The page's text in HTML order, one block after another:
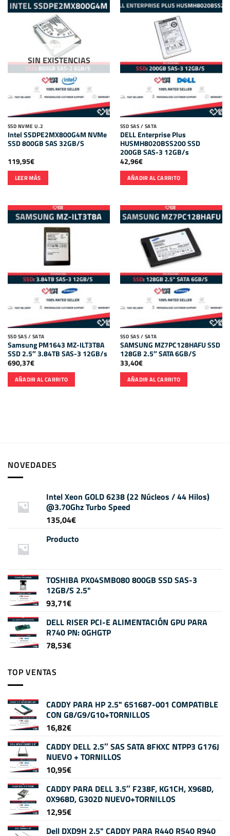
SIN EXISTENCIAS
SSD NVME U.2
Intel SSDPE2MX800G4M NVMe
SSD 800GB SAS 32GB/S
119,95€
LEER MÁS
SSD SAS / SATA
DELL Enterprise Plus
HUSMH8020BSS200 SSD
200GB SAS-3 12GB/s
42,96€
AÑADIR AL CARRITO
SSD SAS / SATA
Samsung PM1643 MZ-ILT3T8A
SSD 2.5″ 3.84TB SAS-3 12GB/s
690,37€
AÑADIR AL CARRITO
SSD SAS / SATA
SAMSUNG MZ7PC128HAFU SSD
128GB 2.5″ SATA 6GB/S
33,40€
AÑADIR AL CARRITO
NOVEDADES
Intel Xeon GOLD 6238 (22 Núcleos / 44 Hilos)
@3.70Ghz Turbo Speed
135,04€
Producto
TOSHIBA PX04SMB080 800GB SSD SAS-3
12GB/S 2.5"
93,71€
DELL RISER PCI-E ALIMENTACIÓN GPU PARA
R740 PN: 0GHGTP
78,53€
TOP VENTAS
CADDY PARA HP 2.5" 651687-001 COMPATIBLE
CON G8/G9/G10+TORNILLOS
16,82€
CADDY DELL 2.5″ SAS SATA 8FKXC NTPP3 G176J
NUEVO + TORNILLOS
10,95€
CADDY PARA DELL 3.5″ F238F, KG1CH, X968D,
0X968D, G302D NUEVO+TORNILLOS
12,95€
Dell DXD9H 2.5" CADDY PARA R440 R540 R940